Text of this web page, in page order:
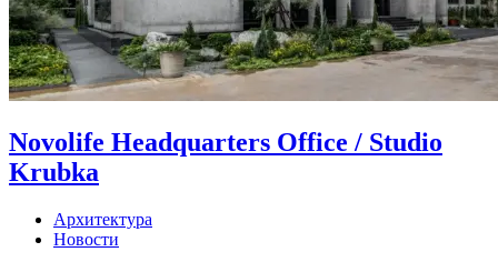
Novolife Headquarters Office / Studio
Krubka
Архитектура
Новости